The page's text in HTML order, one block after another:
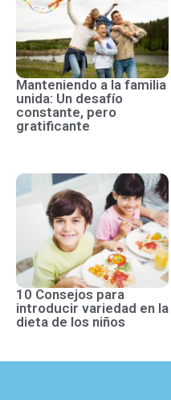
Manteniendo a la familia
unida: Un desafío
constante, pero
gratificante
10 Consejos para
introducir variedad en la
dieta de los niños